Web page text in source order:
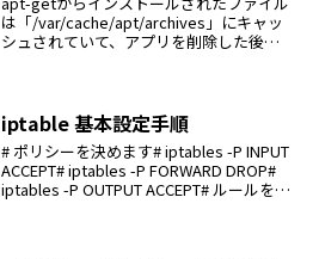
は「/var/cache/apt/archives」にキャッ
シュされていて、アプリを削除した後も
iptable 基本設定手順
# ポリシーを決めます# iptables -P INPUT
ACCEPT# iptables -P FORWARD DROP#
iptables -P OUTPUT ACCEPT# ルールをク